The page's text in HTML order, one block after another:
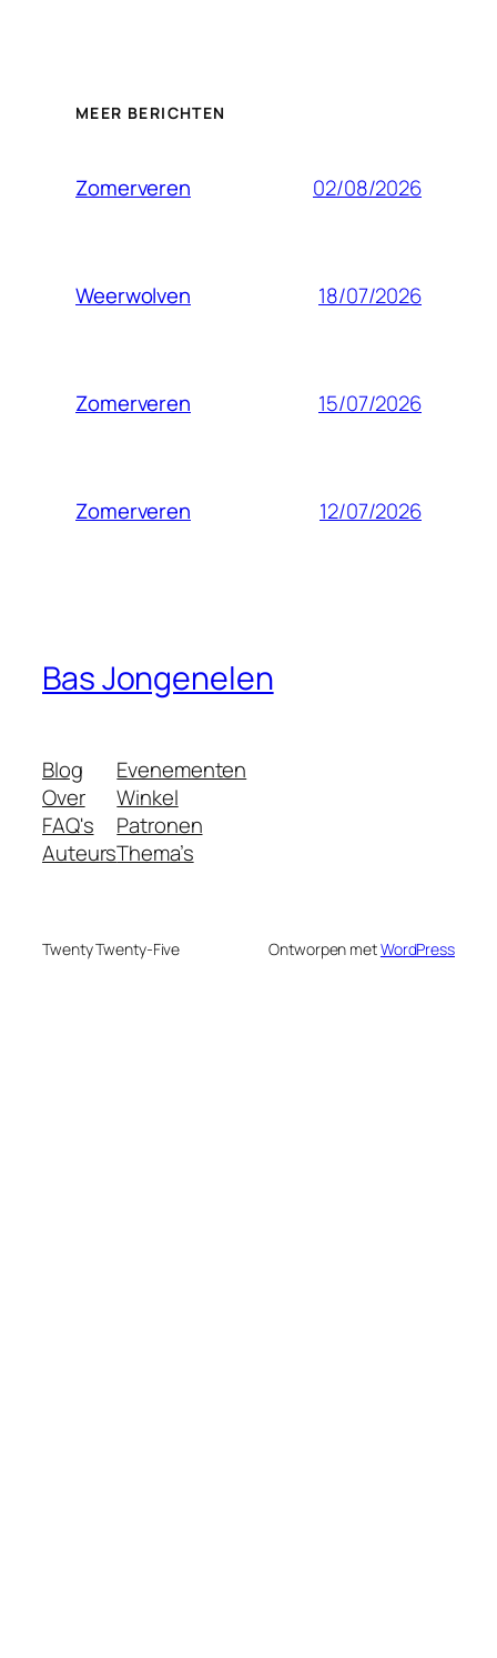
MEER BERICHTEN
Zomerveren 02/08/2026
Weerwolven 18/07/2026
Zomerveren 15/07/2026
Zomerveren 12/07/2026
Bas Jongenelen
Blog
Over
FAQ's
Auteurs
Evenementen
Winkel
Patronen
Thema’s
Twenty Twenty-Five Ontworpen metWordPress